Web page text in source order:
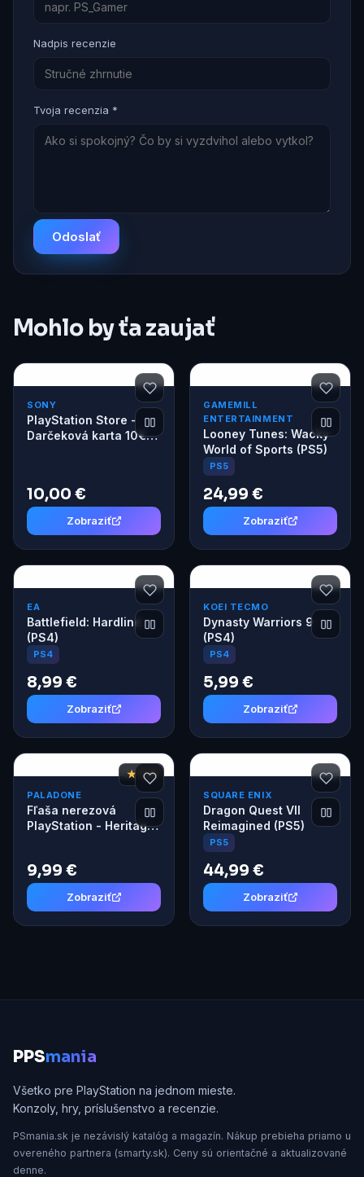
Nadpis recenzie
Tvoja recenzia *
Odoslať
Mohlo by ťa zaujať
SONY
PlayStation Store -
Darčeková karta 10€
10,00 €
Zobraziť
GAMEMILL
ENTERTAINMENT
Looney Tunes: Wacky
World of Sports (PS5)
PS5
24,99 €
Zobraziť
EA
Battlefield: Hardline
(PS4)
PS4
8,99 €
Zobraziť
KOEI TECMO
Dynasty Warriors 9
(PS4)
PS4
5,99 €
Zobraziť
★ 7,8
PALADONE
Fľaša nerezová
PlayStation - Heritage
9,99 €
Zobraziť
SQUARE ENIX
Dragon Quest VII
Reimagined (PS5)
PS5
44,99 €
Zobraziť
PPSmania
Všetko pre PlayStation na jednom mieste.
Konzoly, hry, príslušenstvo a recenzie.
PSmania.sk je nezávislý katalóg a magazín. Nákup prebieha priamo u
overeného partnera (smarty.sk). Ceny sú orientačné a aktualizované
denne.